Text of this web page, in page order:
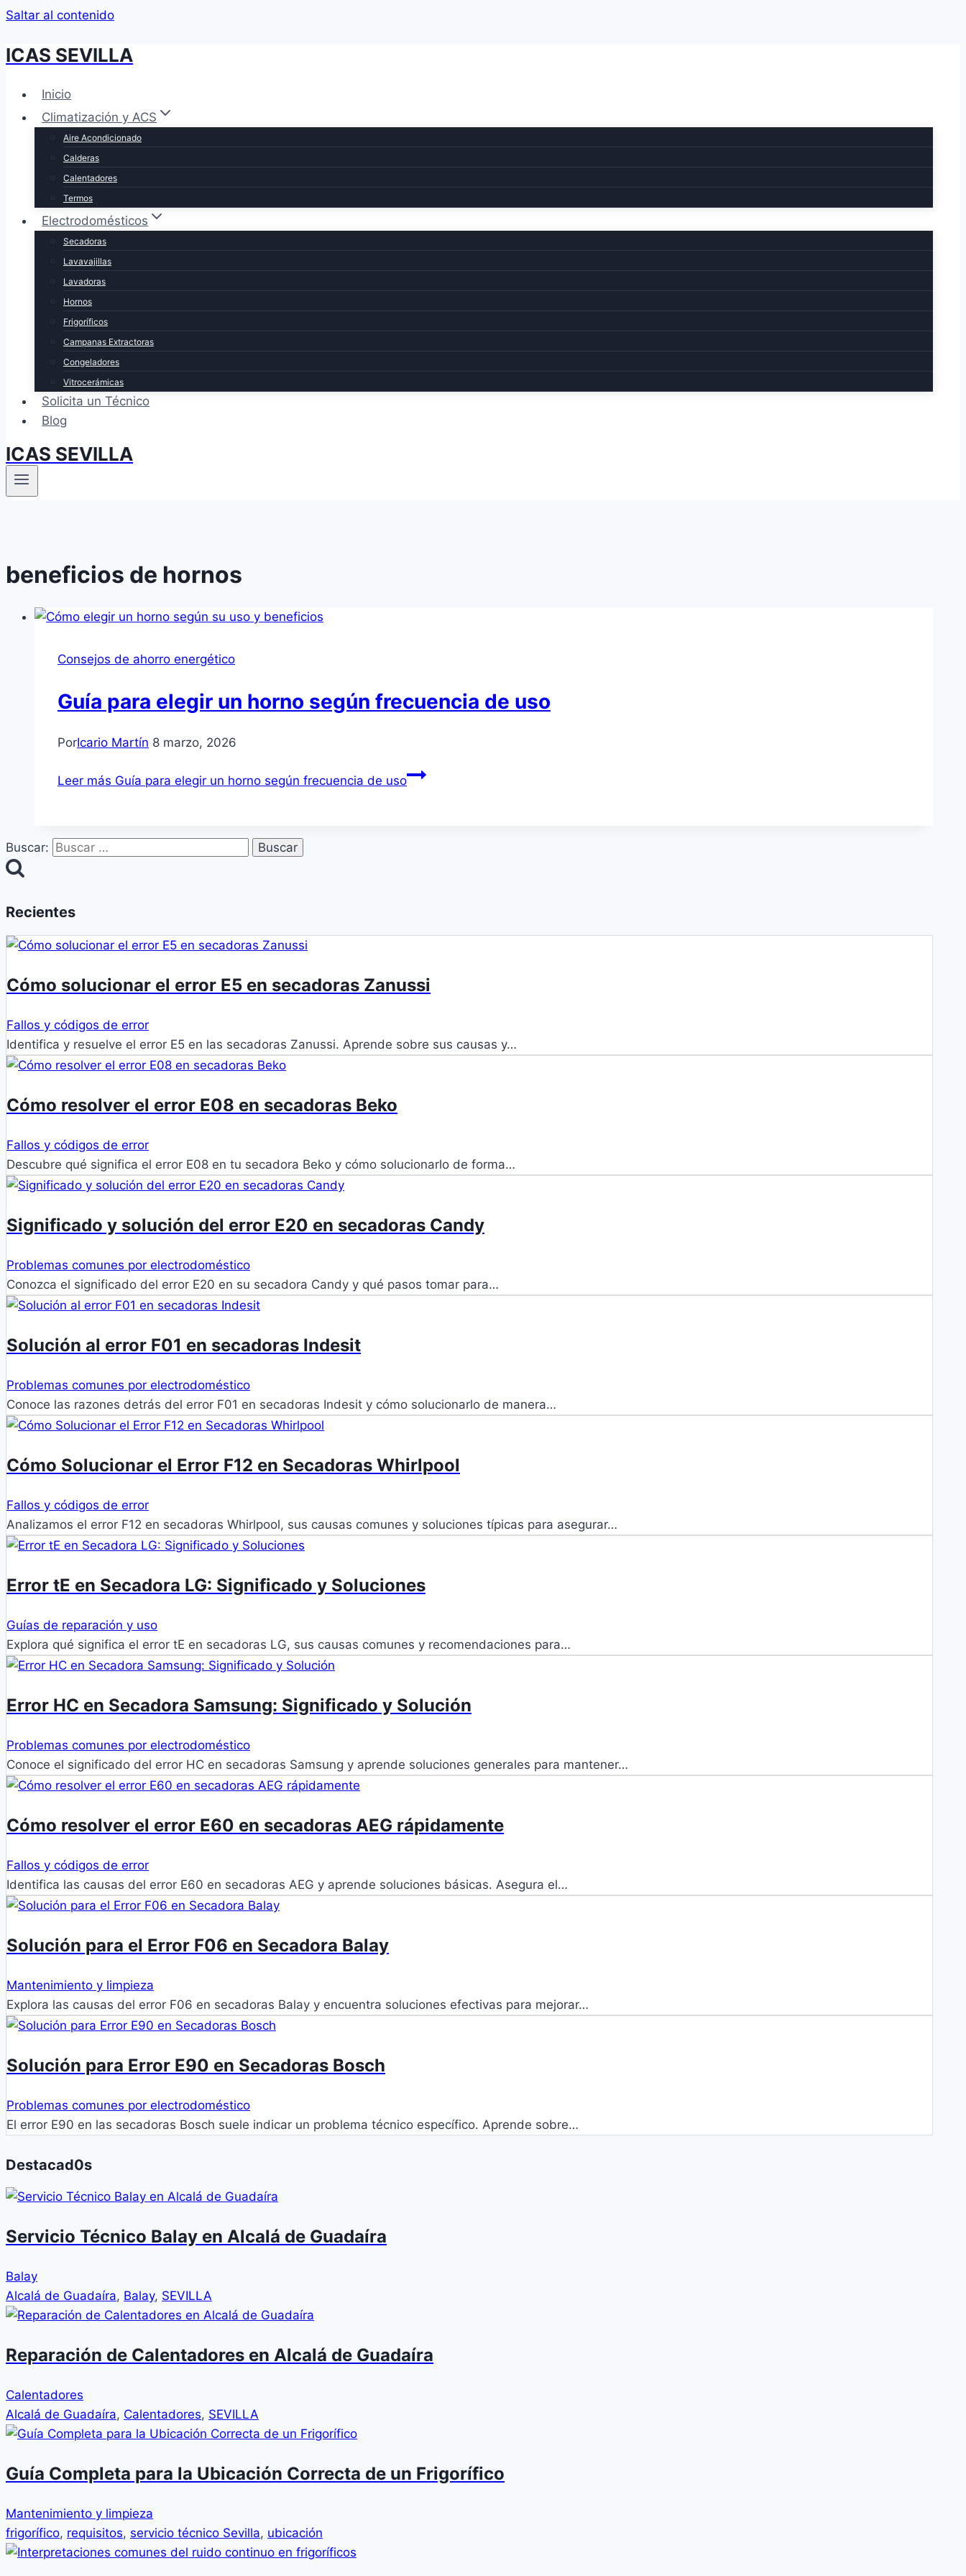
Saltar al contenido
ICAS SEVILLA
Inicio
Climatización y ACS
Aire Acondicionado
Calderas
Calentadores
Termos
Electrodomésticos
Secadoras
Lavavajillas
Lavadoras
Hornos
Frigoríficos
Campanas Extractoras
Congeladores
Vitrocerámicas
Solicita un Técnico
Blog
ICAS SEVILLA
beneficios de hornos
Consejos de ahorro energético
Guía para elegir un horno según frecuencia de uso
PorIcario Martín 8 marzo, 2026
Leer más Guía para elegir un horno según frecuencia de uso
Buscar:
Recientes
Cómo solucionar el error E5 en secadoras Zanussi
Fallos y códigos de error
Identifica y resuelve el error E5 en las secadoras Zanussi. Aprende sobre sus causas y…
Cómo resolver el error E08 en secadoras Beko
Fallos y códigos de error
Descubre qué significa el error E08 en tu secadora Beko y cómo solucionarlo de forma…
Significado y solución del error E20 en secadoras Candy
Problemas comunes por electrodoméstico
Conozca el significado del error E20 en su secadora Candy y qué pasos tomar para…
Solución al error F01 en secadoras Indesit
Problemas comunes por electrodoméstico
Conoce las razones detrás del error F01 en secadoras Indesit y cómo solucionarlo de manera…
Cómo Solucionar el Error F12 en Secadoras Whirlpool
Fallos y códigos de error
Analizamos el error F12 en secadoras Whirlpool, sus causas comunes y soluciones típicas para asegurar…
Error tE en Secadora LG: Significado y Soluciones
Guías de reparación y uso
Explora qué significa el error tE en secadoras LG, sus causas comunes y recomendaciones para…
Error HC en Secadora Samsung: Significado y Solución
Problemas comunes por electrodoméstico
Conoce el significado del error HC en secadoras Samsung y aprende soluciones generales para mantener…
Cómo resolver el error E60 en secadoras AEG rápidamente
Fallos y códigos de error
Identifica las causas del error E60 en secadoras AEG y aprende soluciones básicas. Asegura el…
Solución para el Error F06 en Secadora Balay
Mantenimiento y limpieza
Explora las causas del error F06 en secadoras Balay y encuentra soluciones efectivas para mejorar…
Solución para Error E90 en Secadoras Bosch
Problemas comunes por electrodoméstico
El error E90 en las secadoras Bosch suele indicar un problema técnico específico. Aprende sobre…
Destacad0s
Servicio Técnico Balay en Alcalá de Guadaíra
Balay
Alcalá de Guadaíra, Balay, SEVILLA
Reparación de Calentadores en Alcalá de Guadaíra
Calentadores
Alcalá de Guadaíra, Calentadores, SEVILLA
Guía Completa para la Ubicación Correcta de un Frigorífico
Mantenimiento y limpieza
frigorífico, requisitos, servicio técnico Sevilla, ubicación